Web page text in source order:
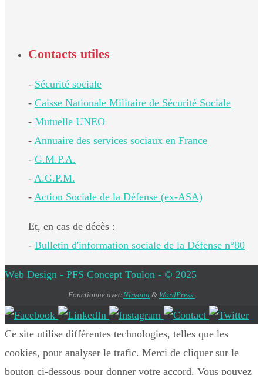
Contacts utiles
- Sécurité sociale
- Caisse Nationale Militaire de Sécurité Sociale
- Mutuelle UNEO
- Annuaire des services sociaux en France
- G.M.P.A.
- A.G.P.M.
- Action Sociale de la Défense (ex-ASA)
Et, en cas de décès :
- Bulletin d'information sociale de la Défense n°80
Web Design - PFS Concept Toulon - © 2025
Fonctionne avec Nirvana & WordPress.
Ce site utilise différentes technologies, telles que les
cookies, pour analyser le trafic. Merci de cliquer sur le
bouton ci-dessous pour donner votre accord. Vous pouvez